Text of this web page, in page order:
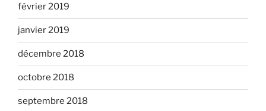
février 2019
janvier 2019
décembre 2018
octobre 2018
septembre 2018